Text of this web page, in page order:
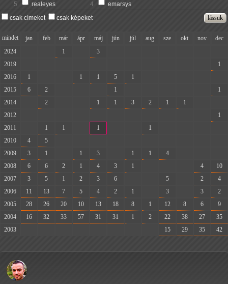
5
realeyes 4
emarsys
csak címeket
csak képeket
mindet jan feb már ápr máj jún júl aug sze okt nov
dec
2024
1 3
2019
1
2016
1 1 1 5 1
2015
6 2 1
1
2014
2 1 1 3 2 1 1
2012
1
2011
1 1 1 1
2010
4 5
2009
3 1 1 3 1 1 4
2008
6 6 2 1 4 3 1 4
10
2007
3 5 1 2 3 6 5 2
4
2006
11 13 7 5 4 2 1 3 3
2
2005
28 26 20 10 13 18 8 1 12 8 6
9
2004
16 32 33 57 31 31 1 2 22 38 27
35
2003
15 29 35 42